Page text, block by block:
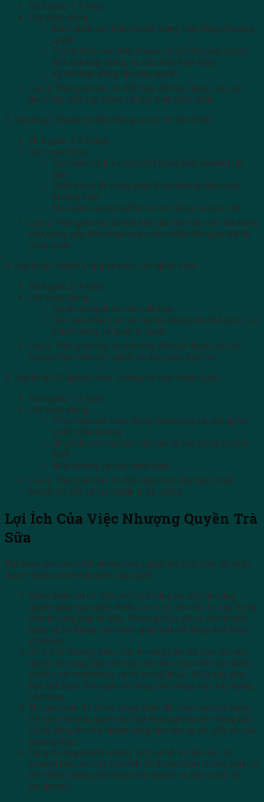
Thời gian: 1-2 tuần
Các hoạt động:
Đàm phán các điều khoản trong hợp đồng nhượng
quyền
Thống nhất các điều khoản về phí nhượng quyền,
thời hạn hợp đồng, và các điều kiện khác
Ký kết hợp đồng nhượng quyền
Lưu ý: Thời gian này có thể thay đổi tùy thuộc vào sự
phức tạp của hợp đồng và quá trình đàm phán.
3. Giai Đoạn Chuẩn Bị Mặt Bằng và Cơ Sở Vật Chất:
Thời gian: 1-2 tháng
Các hoạt động:
Tìm kiếm và lựa chọn mặt bằng kinh doanh phù
hợp
Thiết kế và thi công quán theo phong cách của
thương hiệu
Mua sắm trang thiết bị và các dụng cụ pha chế
Lưu ý: Thời gian này có thể kéo dài hơn nếu việc tìm kiếm
mặt bằng gặp khó khăn hoặc cần nhiều thời gian để thi
công quán.
4. Giai Đoạn Tuyển Dụng và Đào Tạo Nhân Viên:
Thời gian: 2-4 tuần
Các hoạt động:
Tuyển dụng nhân viên phù hợp
Đào tạo nhân viên về các kỹ năng pha chế, phục vụ
khách hàng, và quản lý quán
Lưu ý: Thời gian này có thể thay đổi tùy thuộc vào số
lượng nhân viên cần tuyển và thời gian đào tạo.
5. Giai Đoạn Chuẩn Bị Khai Trương và Vận Hành Quán:
Thời gian: 1-2 tuần
Các hoạt động:
Thực hiện các hoạt động marketing và quảng bá
trước khai trương
Chuẩn bị các nguyên vật liệu và các công cụ cần
thiết
Khai trương và vận hành quán
Lưu ý: Thời gian này có thể ngắn hơn nếu bạn có kế
hoạch chi tiết và sự chuẩn bị kỹ lưỡng.
Lợi Ích Của Việc Nhượng Quyền Trà
Sữa
Khi tham gia vào mô hình nhượng quyền trà sữa, bạn sẽ nhận
được nhiều lợi ích hấp dẫn, bao gồm:
Giảm thiểu rủi ro: Việc mở cửa hàng trà sữa nhượng
quyền giúp bạn giảm thiểu rủi ro so với việc tự xây dựng
một thương hiệu từ đầu. Thương hiệu đã có sẵn khách
hàng và hệ thống vận hành, giúp bạn dễ dàng đạt được
lợi nhuận.
Hỗ trợ từ thương hiệu: Các thương hiệu trà sữa nhượng
quyền sẽ cung cấp cho bạn đào tạo, quy trình vận hành,
chiến lược marketing, và hỗ trợ kỹ thuật. Điều này giúp
bạn tiết kiệm thời gian và công sức trong việc xây dựng
hệ thống.
Thương hiệu đã được công nhận: Khi bạn mở cửa hàng
trà sữa nhượng quyền từ một thương hiệu nổi tiếng, bạn
sẽ dễ dàng thu hút khách hàng nhờ vào uy tín sẵn có của
thương hiệu.
Tăng trưởng nhanh chóng: Với sự hỗ trợ liên tục từ
thương hiệu và một mô hình đã được kiểm chứng, bạn có
thể nhanh chóng mở rộng kinh doanh và đạt được lợi
nhuận cao.